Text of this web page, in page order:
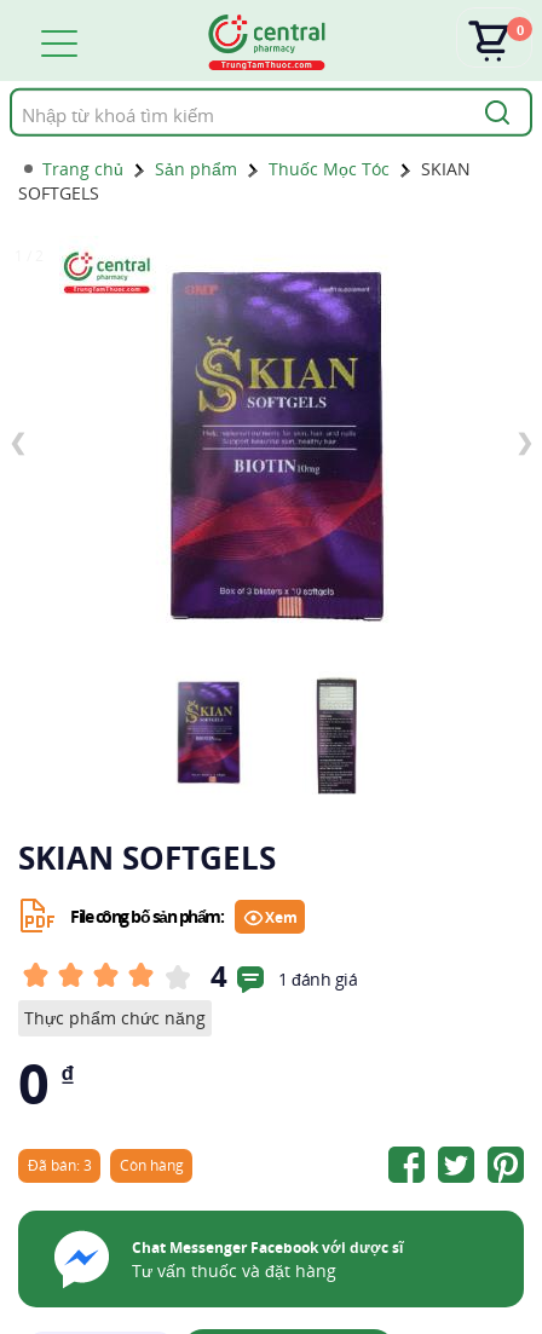
Tìm
kiếm
0
Trang chủ Sản phẩm Thuốc Mọc Tóc
SKIAN
SOFTGELS
❮ ❯
SKIAN SOFTGELS
File công bố sản phẩm: Xem
4
1 đánh giá
Thực phẩm chức năng
0 ₫
Đã bán: 3 Còn hàng
Chat Messenger Facebook với dược sĩ
Tư vấn thuốc và đặt hàng